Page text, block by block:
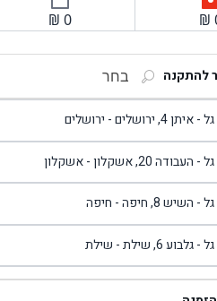
₪
₪ 0
להתקנה בחר
4, ירושלים - ירושלים
העבודה 20, אשקלון - אשקלון
- השיש 8, חיפה - חיפה
- גלבוע 6, שילת - שילת
- פוריידיס, כניסה צפונית מול כביש 4 - פרדיס